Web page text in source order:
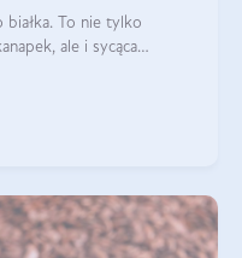
białka. To nie tylko
ale i sycąca